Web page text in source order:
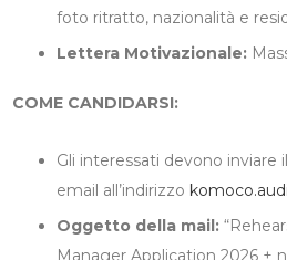
foto ritratto, nazionalità e
Lettera Motivazionale:
COME CANDIDARSI:
Gli interessati devono inviare
email all’indirizzo
Oggetto della mail:
Manager Application 2026 +